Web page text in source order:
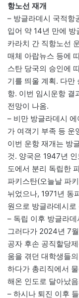
항노선 재개
– 방글라데시 국적항
입어 약 14년 만에
카라치 간 직항노선
매체 아랍뉴스 등에
스탄 당국의 승인에
기를 띄울 계획. 다만
항. 이번 임시운항 결
전망이 나옴.
– 비만 방글라데시
가 여객기 부족 등 운
이번 운항 재개는 방
것. 양국은 1947년
도에서 분리 독립한
파키스탄(오늘날 파
뉘었으나, 1971년 동
원으로 방글라데시로
– 독립 이후 방글라
그러다가 2024년 7
공자 후손 공직할당
움을 겪던 대학생들
하다가 총리직에서
해온 인도로 달아났
– 하시나 퇴진 이후